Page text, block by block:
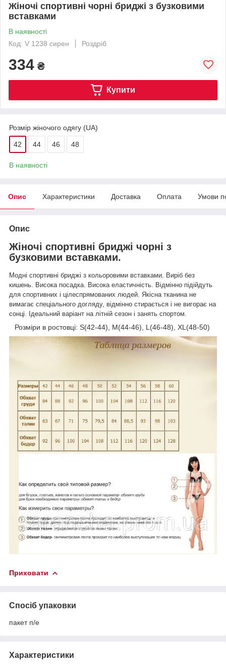
Жіночі спортивні чорні бриджі з бузковими
вставками
В наявності
Код: V 1238 сирен
Роздріб
334 ₴
Купити
Розмір жіночого одягу (UA)
42 44 46 48
В наявності
Опис Характеристики Доставка Оплата Умови
Опис
Жіночі спортивні бриджі чорні з
бузковими вставками.
Модні спортивні бриджі з кольоровими вставками. Виріб без
кишень. Висока посадка. Висока еластичність. Відмінно підійдуть
для спортивних і цілеспрямованих людей. Якісна тканина не
вимагає спеціального догляду, відмінно стирається і не вигорає на
сонці. Ідеальний варіант на літній сезон і занять спортом.
Розміри в ростовці: S(42-44), M(44-46), L(46-48), XL(48-50)
Приховати
Спосіб упаковки
пакет п/е
Характеристики